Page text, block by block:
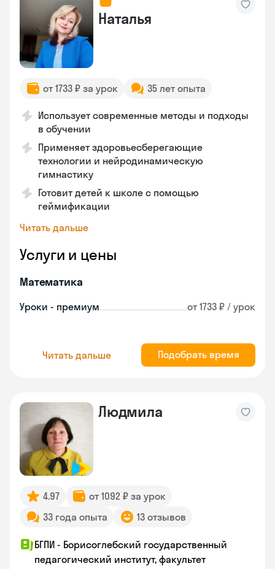
Наталья
от 1733 ₽ за урок 35 лет опыта
Использует современные методы и подходы
в обучении
Применяет здоровьесберегающие
технологии и нейродинамическую
гимнастику
Готовит детей к школе с помощью
геймификации
Читать дальше
Услуги и цены
Математика
Уроки - премиум от 1733 ₽ / урок
Читать дальше Подобрать время
Людмила
4.97
от 1092 ₽ за урок
33 года опыта
13 отзывов
БГПИ - Борисоглебский государственный
педагогический институт, факультет